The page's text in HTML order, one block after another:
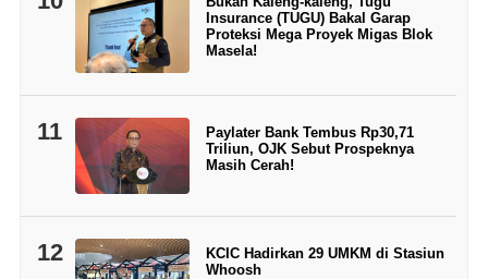
Insurance (TUGU) Bakal Garap
Proteksi Mega Proyek Migas Blok
Masela!
11
Paylater Bank Tembus Rp30,71
Triliun, OJK Sebut Prospeknya
Masih Cerah!
12
KCIC Hadirkan 29 UMKM di Stasiun
Whoosh